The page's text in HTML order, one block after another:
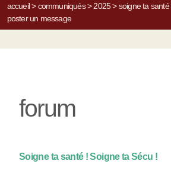
accueil> communiqués> 2025> soigne ta
poster un message
forum
Soigne ta santé ! Soigne ta Sécu !